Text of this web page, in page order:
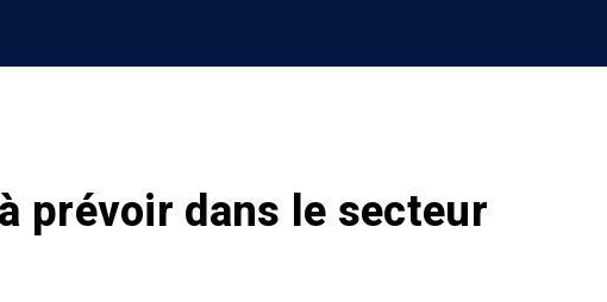
prévoir dans le secteur